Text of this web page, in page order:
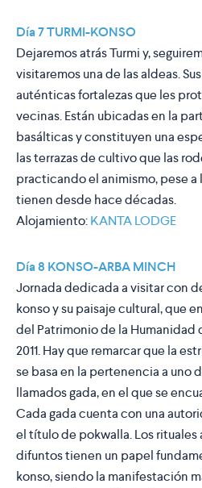
Día 7 TURMI-KONSO
Dejaremos atrás Turmi y,
visitaremos una de las aldeas.
auténticas fortalezas que les
vecinas. Están ubicadas en la
basálticas y constituyen una
las terrazas de cultivo que las
practicando el animismo, pese
tienen desde hace décadas.
Alojamiento:KANTA LODGE
Día 8 KONSO-ARBA MINCH
Jornada dedicada a visitar con
konso y su paisaje cultural, que
del Patrimonio de la Humanidad
2011. Hay que remarcar que la
se basa en la pertenencia a uno
llamadosgada, en el que se
Cada gada cuenta con una
el título de pokwalla. Los
difuntos tienen un papel
konso, siendo la manifestación